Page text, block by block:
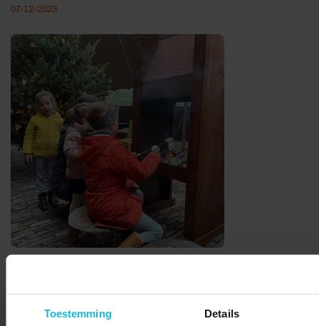
Toestemming Details
07-12-2023